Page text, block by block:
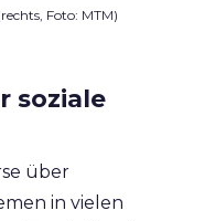
Foto: MTM)
soziale
über
in vielen